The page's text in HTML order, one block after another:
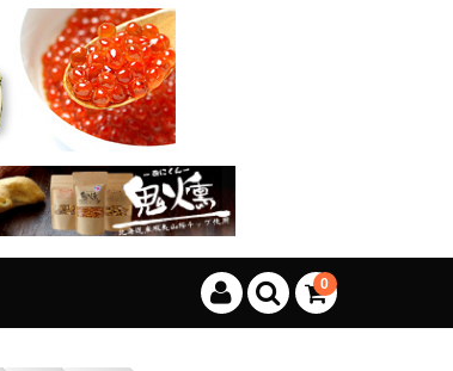
0
はございません。
(カゴの商品数:0種類、合計数:0)